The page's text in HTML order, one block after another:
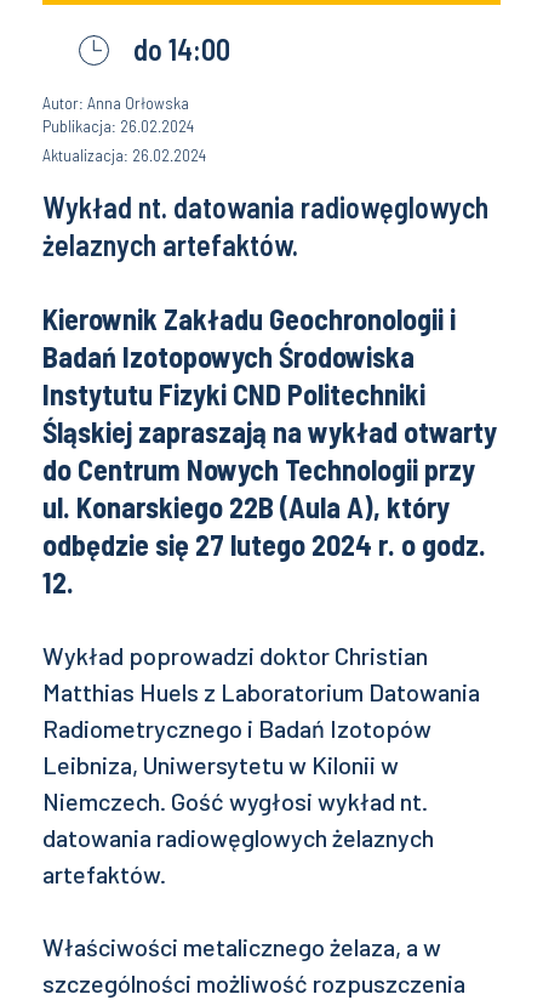
do 14:00
Autor: Anna Orłowska
Publikacja: 26.02.2024
Aktualizacja: 26.02.2024
Wykład nt. datowania radiowęglowych
żelaznych artefaktów.
Kierownik Zakładu Geochronologii i
Badań Izotopowych Środowiska
Instytutu Fizyki CND Politechniki
Śląskiej zapraszają na wykład otwarty
do Centrum Nowych Technologii przy
ul. Konarskiego 22B (Aula A), który
odbędzie się 27 lutego 2024 r. o godz.
12.
Wykład poprowadzi doktor Christian
Matthias Huels z Laboratorium Datowania
Radiometrycznego i Badań Izotopów
Leibniza, Uniwersytetu w Kilonii w
Niemczech. Gość wygłosi wykład nt.
datowania radiowęglowych żelaznych
artefaktów.
Właściwości metalicznego żelaza, a w
szczególności możliwość rozpuszczenia